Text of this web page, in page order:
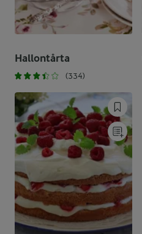
Hallontårta
(334)